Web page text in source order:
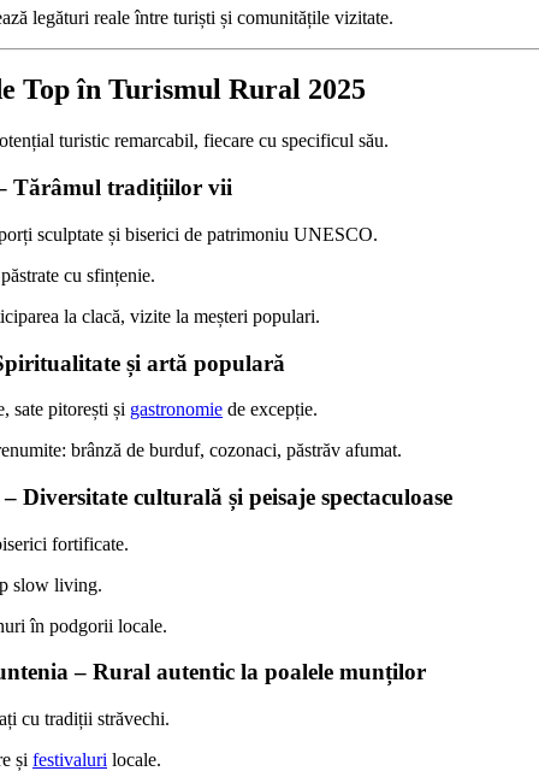
legături reale între turiști și comunitățile vizitate.
Top în Turismul Rural 2025
turistic remarcabil, fiecare cu specificul său.
Tărâmul tradițiilor vii
sculptate și biserici de patrimoniu UNESCO.
cu sfințenie.
la clacă, vizite la meșteri populari.
și artă populară
sate pitorești și gastronomie de excepție.
brânză de burduf, cozonaci, păstrăv afumat.
Diversitate culturală și peisaje spectaculoase
fortificate.
slow living.
în podgorii locale.
– Rural autentic la poalele munților
cu tradiții străvechi.
și festivaluri locale.